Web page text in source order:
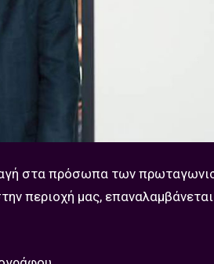
στα πρόσωπα των
περιοχή μας,